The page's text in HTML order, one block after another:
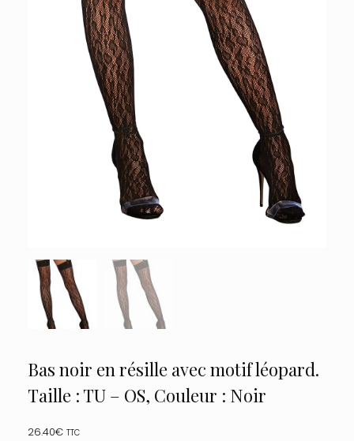
Bas noir en résille avec motif léopard.
Taille : TU – OS, Couleur : Noir
26.40€ TTC